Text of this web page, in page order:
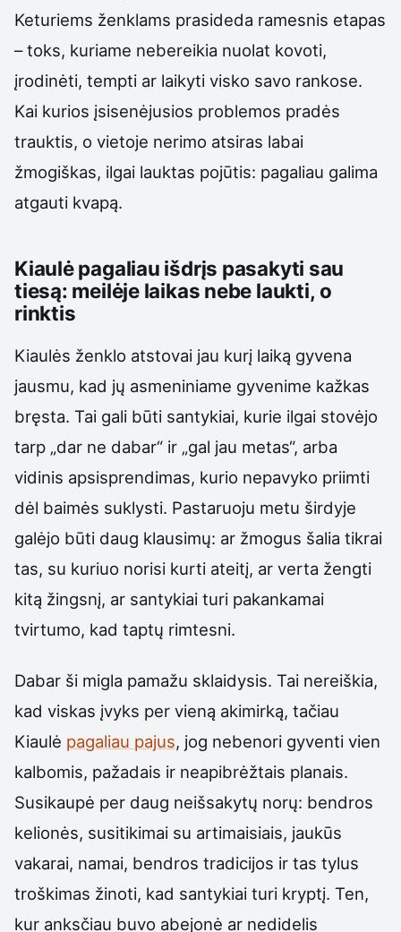
Keturiems ženklams prasideda ramesnis etapas
– toks, kuriame nebereikia nuolat kovoti,
įrodinėti, tempti ar laikyti visko savo rankose.
Kai kurios įsisenėjusios problemos pradės
trauktis, o vietoje nerimo atsiras labai
žmogiškas, ilgai lauktas pojūtis: pagaliau galima
atgauti kvapą.
Kiaulė pagaliau išdrįs pasakyti sau
tiesą: meilėje laikas nebe laukti, o
rinktis
Kiaulės ženklo atstovai jau kurį laiką gyvena
jausmu, kad jų asmeniniame gyvenime kažkas
bręsta. Tai gali būti santykiai, kurie ilgai stovėjo
tarp „dar ne dabar“ ir „gal jau metas“, arba
vidinis apsisprendimas, kurio nepavyko priimti
dėl baimės suklysti. Pastaruoju metu širdyje
galėjo būti daug klausimų: ar žmogus šalia tikrai
tas, su kuriuo norisi kurti ateitį, ar verta žengti
kitą žingsnį, ar santykiai turi pakankamai
tvirtumo, kad taptų rimtesni.
Dabar ši migla pamažu sklaidysis. Tai nereiškia,
kad viskas įvyks per vieną akimirką, tačiau
Kiaulė pagaliau pajus, jog nebenori gyventi vien
kalbomis, pažadais ir neapibrėžtais planais.
Susikaupė per daug neišsakytų norų: bendros
kelionės, susitikimai su artimaisiais, jaukūs
vakarai, namai, bendros tradicijos ir tas tylus
troškimas žinoti, kad santykiai turi kryptį. Ten,
kur anksčiau buvo abejonė ar nedidelis